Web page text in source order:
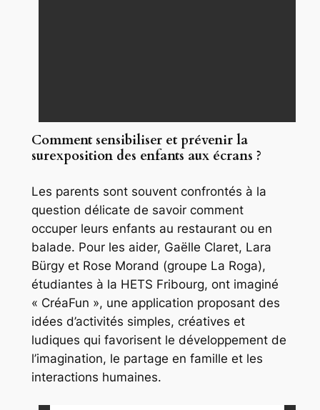
Comment sensibiliser et prévenir la
surexposition des enfants aux écrans ?
Les parents sont souvent confrontés à la
question délicate de savoir comment
occuper leurs enfants au restaurant ou en
balade. Pour les aider, Gaëlle Claret, Lara
Bürgy et Rose Morand (groupe La Roga),
étudiantes à la HETS Fribourg, ont imaginé
« CréaFun », une application proposant des
idées d’activités simples, créatives et
ludiques qui favorisent le développement de
l’imagination, le partage en famille et les
interactions humaines.